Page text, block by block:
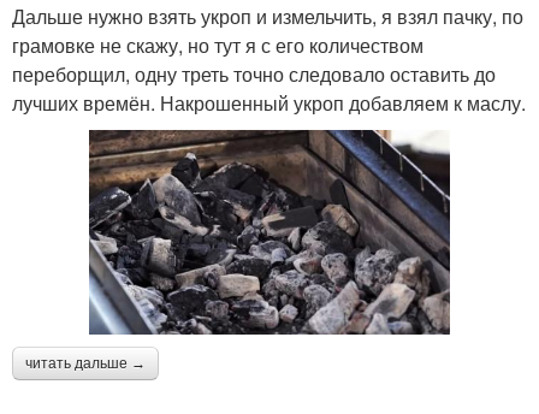
Дальше нужно взять укроп и измельчить, я взял пачку, по
грамовке не скажу, но тут я с его количеством
переборщил, одну треть точно следовало оставить до
лучших времён. Накрошенный укроп добавляем к маслу.
читать дальше →